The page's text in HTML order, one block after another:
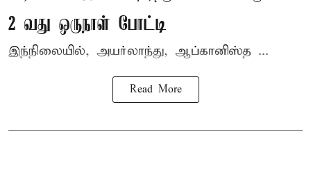
2 வது ஒருநாள் போட்டி
இந்நிலையில், அயர்லாந்து, ஆப்கானிஸ்த ...
Read More